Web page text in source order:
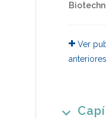
Ver
anteriores